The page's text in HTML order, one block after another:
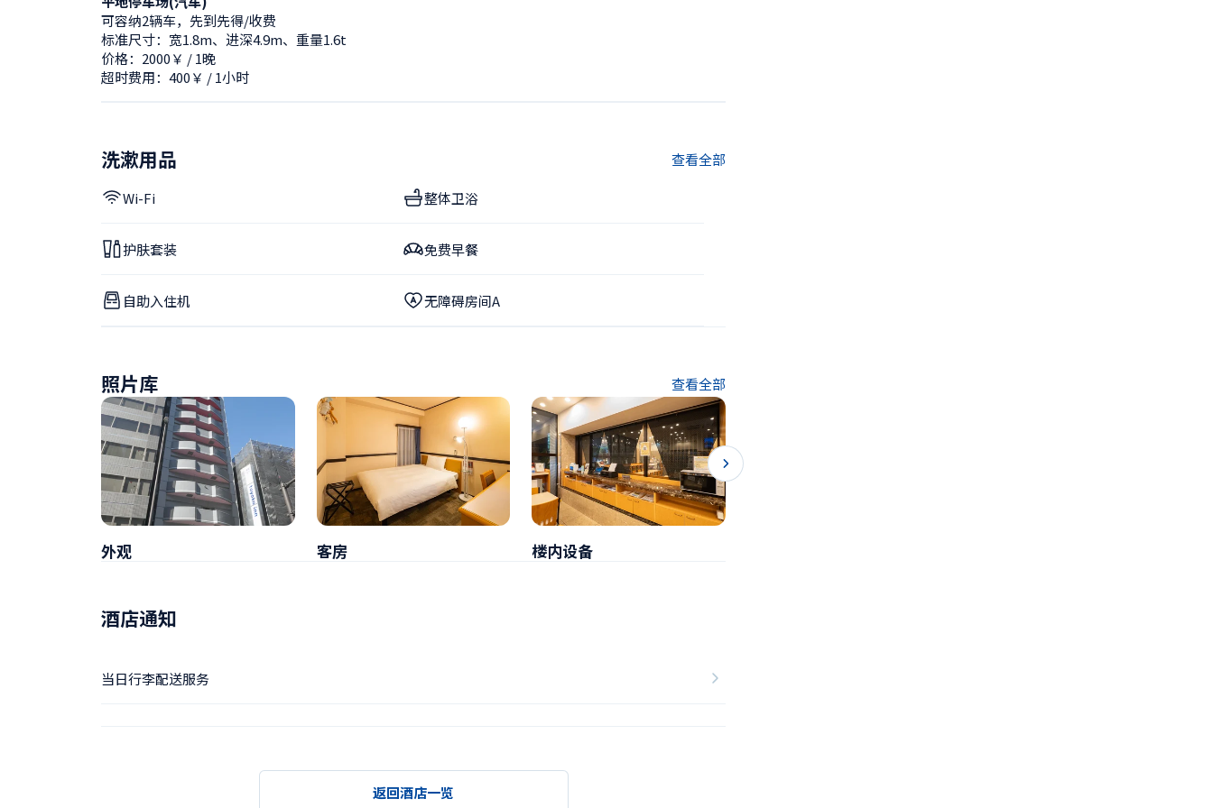
可容纳2辆车，先到先得/收费
标准尺寸：宽1.8m、进深4.9m、重量1.6t
价格：2000￥ / 1晚
超时费用：400￥ / 1小时
洗漱用品 查看全部
Wi-Fi 整体卫浴
护肤套装 免费早餐
自助入住机 无障碍房间A
照片库 查看全部
外观 客房 楼内设备
酒店通知
当日行李配送服务
返回酒店一览